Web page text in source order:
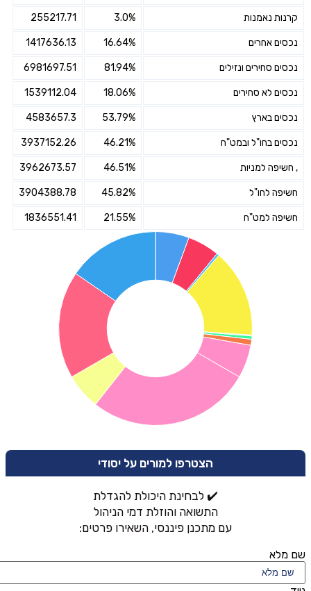
קרנות נאמנות 3.0%
255217.71
נכסים אחרים 16.64%
1417636.13
נכסים סחירים ונזילים 81.94%
6981697.51
נכסים לא סחירים 18.06%
1539112.04
נכסים בארץ 53.79%
4583657.3
נכסים בחו"ל ובמט"ח 46.21%
3937152.26
, חשיפה למניות 46.51%
3962673.57
חשיפה לחו"ל 45.82%
3904388.78
חשיפה למט"ח 21.55%
1836551.41
הצטרפו למורים על יסודי
✔️ לבחינת היכולת להגדלת
התשואה והוזלת דמי הניהול
עם מתכנן פיננסי, השאירו פרטים:
שם מלא